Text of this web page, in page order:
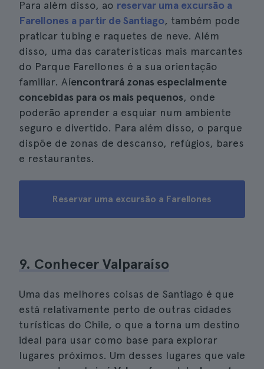
Para além disso, ao reservar uma excursão a
Farellones a partir de Santiago, também pode
praticar tubing e raquetes de neve. Além
disso, uma das caraterísticas mais marcantes
do Parque Farellones é a sua orientação
familiar. Aíencontrará zonas especialmente
concebidas para os mais pequenos, onde
poderão aprender a esquiar num ambiente
seguro e divertido. Para além disso, o parque
dispõe de zonas de descanso, refúgios, bares
e restaurantes.
Reservar uma excursão a Farellones
9. Conhecer Valparaíso
Uma das melhores coisas de Santiago é que
está relativamente perto de outras cidades
turísticas do Chile, o que a torna um destino
ideal para usar como base para explorar
lugares próximos. Um desses lugares que vale